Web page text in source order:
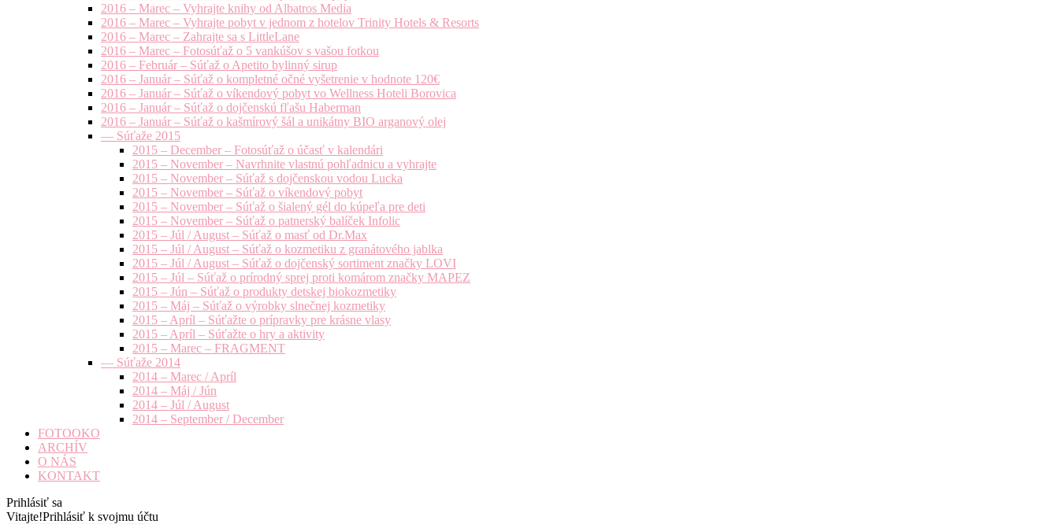
2016 – Marec – Vyhrajte knihy od Albatros Media
2016 – Marec – Vyhrajte pobyt v jednom z hotelov Trinity Hotels & Resorts
2016 – Marec – Zahrajte sa s LittleLane
2016 – Marec – Fotosúťaž o 5 vankúšov s vašou fotkou
2016 – Február – Súťaž o Apetito bylinný sirup
2016 – Január – Súťaž o kompletné očné vyšetrenie v hodnote 120€
2016 – Január – Súťaž o víkendový pobyt vo Wellness Hoteli Borovica
2016 – Január – Súťaž o dojčenskú fľašu Haberman
2016 – Január – Súťaž o kašmírový šál a unikátny BIO arganový olej
— Súťaže 2015
2015 – December – Fotosúťaž o účasť v kalendári
2015 – November – Navrhnite vlastnú pohľadnicu a vyhrajte
2015 – November – Súťaž s dojčenskou vodou Lucka
2015 – November – Súťaž o víkendový pobyt
2015 – November – Súťaž o šialený gél do kúpeľa pre deti
2015 – November – Súťaž o patnerský balíček Infolic
2015 – Júl / August – Súťaž o masť od Dr.Max
2015 – Júl / August – Súťaž o kozmetiku z granátového jablka
2015 – Júl / August – Súťaž o dojčenský sortiment značky LOVI
2015 – Júl – Súťaž o prírodný sprej proti komárom značky MAPEZ
2015 – Jún – Súťaž o produkty detskej biokozmetiky
2015 – Máj – Súťaž o výrobky slnečnej kozmetiky
2015 – Apríl – Súťažte o prípravky pre krásne vlasy
2015 – Apríl – Súťažte o hry a aktivity
2015 – Marec – FRAGMENT
— Súťaže 2014
2014 – Marec / Apríl
2014 – Máj / Jún
2014 – Júl / August
2014 – September / December
FOTOOKO
ARCHÍV
O NÁS
KONTAKT
Prihlásiť sa
Vitajte!Prihlásiť k svojmu účtu